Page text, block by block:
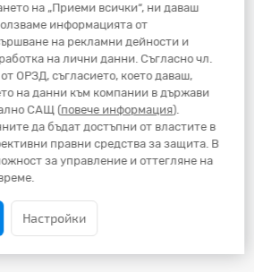
на „Приеми всички“, ни даваш
информацията от
на рекламни дейности и
на лични данни. Съгласно чл.
ОРЗД, съгласието, което даваш,
на данни към компании в държави
САЩ (повече информация).
да бъдат достъпни от властите в
правни средства за защита. В
за управление и оттегляне на
Настройки